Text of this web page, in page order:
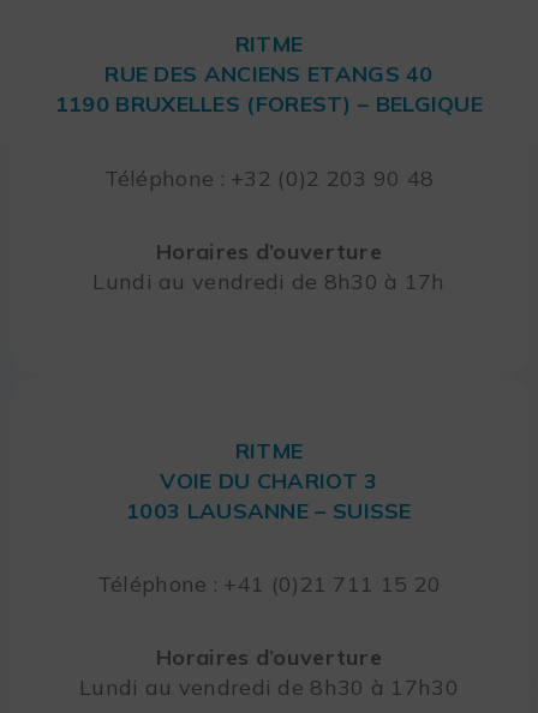
RITME
RUE DES ANCIENS ETANGS 40
1190 BRUXELLES (FOREST) – BELGIQUE
Téléphone : +32 (0)2 203 90 48
Horaires d’ouverture
Lundi au vendredi de 8h30 à 17h
RITME
VOIE DU CHARIOT 3
1003 LAUSANNE – SUISSE
Téléphone : +41 (0)21 711 15 20
Horaires d’ouverture
Lundi au vendredi de 8h30 à 17h30